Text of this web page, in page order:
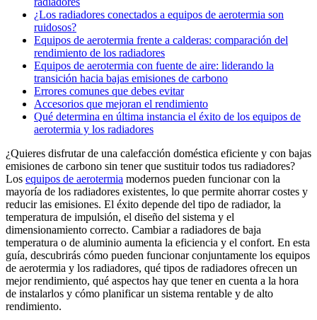
¿Los radiadores conectados a equipos de aerotermia son
ruidosos?
Equipos de aerotermia frente a calderas: comparación del
rendimiento de los radiadores
Equipos de aerotermia con fuente de aire: liderando la
transición hacia bajas emisiones de carbono
Errores comunes que debes evitar
Accesorios que mejoran el rendimiento
Qué determina en última instancia el éxito de los equipos de
aerotermia y los radiadores
¿Quieres disfrutar de una calefacción doméstica eficiente y con bajas
emisiones de carbono sin tener que sustituir todos tus radiadores?
Los equipos de aerotermia modernos pueden funcionar con la
mayoría de los radiadores existentes, lo que permite ahorrar costes y
reducir las emisiones. El éxito depende del tipo de radiador, la
temperatura de impulsión, el diseño del sistema y el
dimensionamiento correcto. Cambiar a radiadores de baja
temperatura o de aluminio aumenta la eficiencia y el confort. En esta
guía, descubrirás cómo pueden funcionar conjuntamente los equipos
de aerotermia y los radiadores, qué tipos de radiadores ofrecen un
mejor rendimiento, qué aspectos hay que tener en cuenta a la hora
de instalarlos y cómo planificar un sistema rentable y de alto
rendimiento.